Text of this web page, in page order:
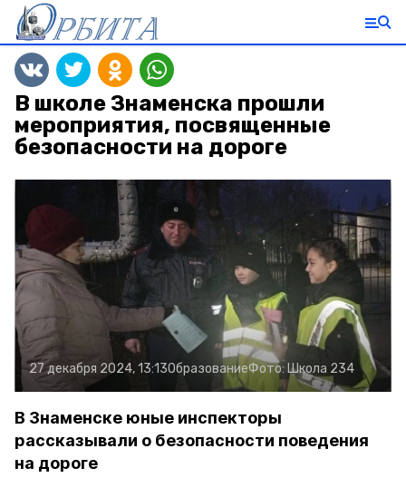
В школе Знаменска прошли
мероприятия, посвященные
безопасности на дороге
27 декабря 2024, 13:13ОбразованиеФото: Школа 234
В Знаменске юные инспекторы
рассказывали о безопасности поведения
на дороге